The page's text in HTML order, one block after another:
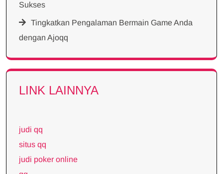
Sukses
Tingkatkan Pengalaman Bermain Game Anda
dengan Ajoqq
LINK LAINNYA
judi qq
situs qq
judi poker online